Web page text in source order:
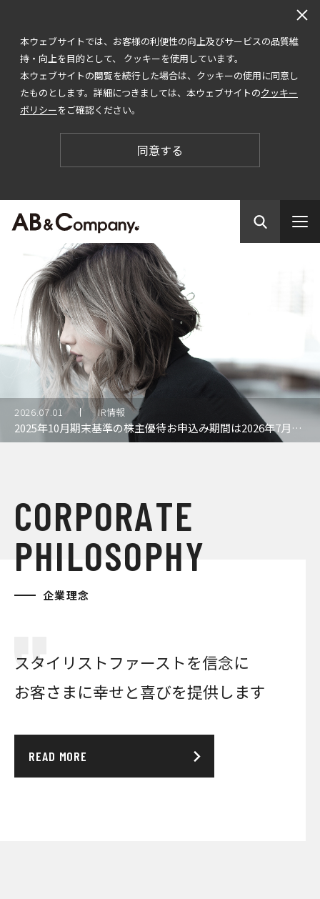
本ウェブサイトでは、お客様の利便性の向上及びサービスの品質維
持・向上を目的として、 クッキーを使用しています。
本ウェブサイトの閲覧を続行した場合は、クッキーの使用に同意し
たものとします。詳細につきましては、本ウェブサイトのクッキー
ポリシーをご確認ください。
同意する
2026.07.01 IR情報
2025年10月期末基準の株主優待お申込み期間は2026年7月31日までとなります
CORPORATE
PHILOSOPHY
企業理念
スタイリストファーストを信念に
お客さまに幸せと喜びを提供します
READ MORE